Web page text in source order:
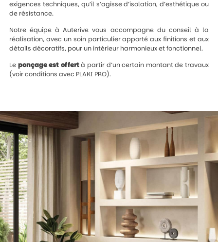
exigences techniques, qu’il s’agisse d’isolation, d’esthétique ou
de résistance.
Notre équipe à Auterive vous accompagne du conseil à la
réalisation, avec un soin particulier apporté aux finitions et aux
détails décoratifs, pour un intérieur harmonieux et fonctionnel.
Le ponçage est offertà partir d’un certain montant de travaux
(voir conditions avec PLAKI PRO).